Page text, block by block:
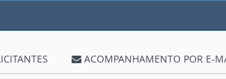
ACOMPANHAMENTO POR E-